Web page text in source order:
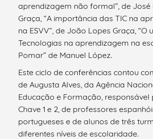
aprendizagem não formal”, de José
Graça, “A importância das TIC na
na ESVV”, de João Lopes Graça, “O
Tecnologias na aprendizagem na
Pomar” de Manuel López.
Este ciclo de conferências contou
de Augusta Alves, da Agência
Educação e Formação, responsável
Chave 1 e 2, de professores
portugueses e de alunos de três
diferentes níveis de escolaridade.